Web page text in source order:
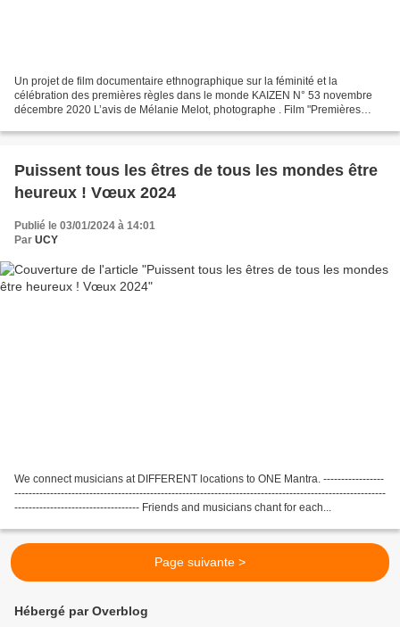
Un projet de film documentaire ethnographique sur la féminité et la
célébration des premières règles dans le monde KAIZEN N° 53 novembre
décembre 2020 L’avis de Mélanie Melot, photographe . Film "Premières
Puissent tous les êtres de tous les mondes être
heureux ! Vœux 2024
Publié le 03/01/2024 à 14:01
Par UCY
We connect musicians at DIFFERENT locations to ONE Mantra. -----------------
--------------------------------------------------------------------------------------------------------
----------------------------------- Friends and musicians chant for each...
Page suivante >
Hébergé par Overblog